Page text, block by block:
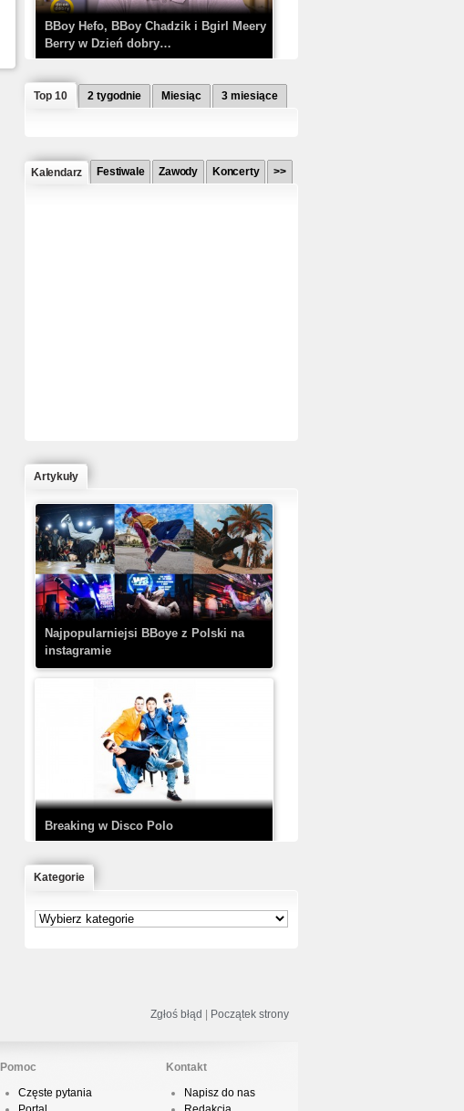
BBoy Hefo, BBoy Chadzik i Bgirl Meery
Berry w Dzień dobry…
Kaczorex w najnowszym klipie: HRYPA
– Kobieta z walizką
TEDE & SIR MICH - KICKDOWN /
DISCO NOIR
Prod. Chubeats, Scratch:…
KrisBo - Cienie
Top 10 2 tygodnie Miesiąc 3 miesiące
Kalendarz Festiwale Zawody Koncerty >>
Artykuły
Najpopularniejsi BBoye z Polski na
instagramie
Breaking w Disco Polo
Kategorie
Zgłoś błąd | Początek strony
Pomoc
Częste pytania
Kontakt
Napisz do nas